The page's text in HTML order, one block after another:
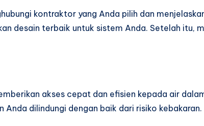
kontraktor yang Anda pilih dan
desain terbaik untuk sistem Anda. Setelah itu,
akses cepat dan efisien kepada air
dilindungi dengan baik dari risiko kebakaran.